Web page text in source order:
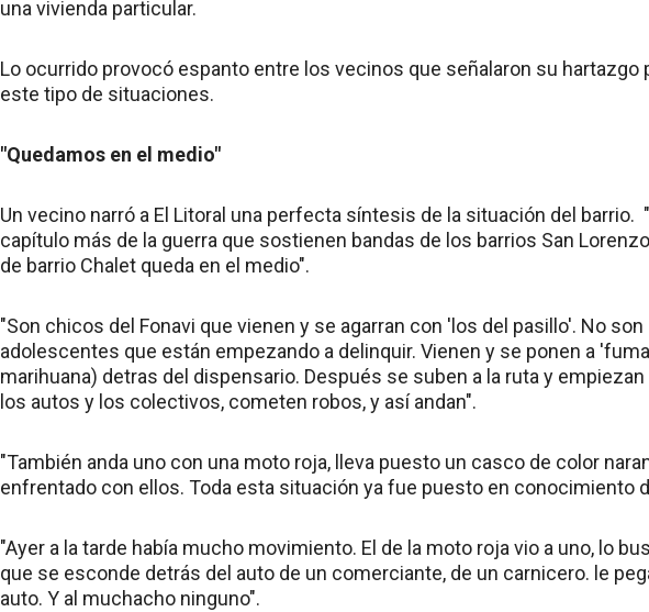
una vivienda particular.
Lo ocurrido provocó espanto entre los vecinos que señalaron su hartazgo
este tipo de situaciones.
"Quedamos en el medio"
Un vecino narró a El Litoral una perfecta síntesis de la situación del barrio.
capítulo más de la guerra que sostienen bandas de los barrios San
de barrio Chalet queda en el medio".
"Son chicos del Fonavi que vienen y se agarran con 'los del pasillo'. No
adolescentes que están empezando a delinquir. Vienen y se ponen a
marihuana) detras del dispensario. Después se suben a la ruta y
los autos y los colectivos, cometen robos, y así andan".
"También anda uno con una moto roja, lleva puesto un casco de color
enfrentado con ellos. Toda esta situación ya fue puesto en conocimiento
"Ayer a la tarde había mucho movimiento. El de la moto roja vio a uno, lo
que se esconde detrás del auto de un comerciante, de un carnicero. le
auto. Y al muchacho ninguno".